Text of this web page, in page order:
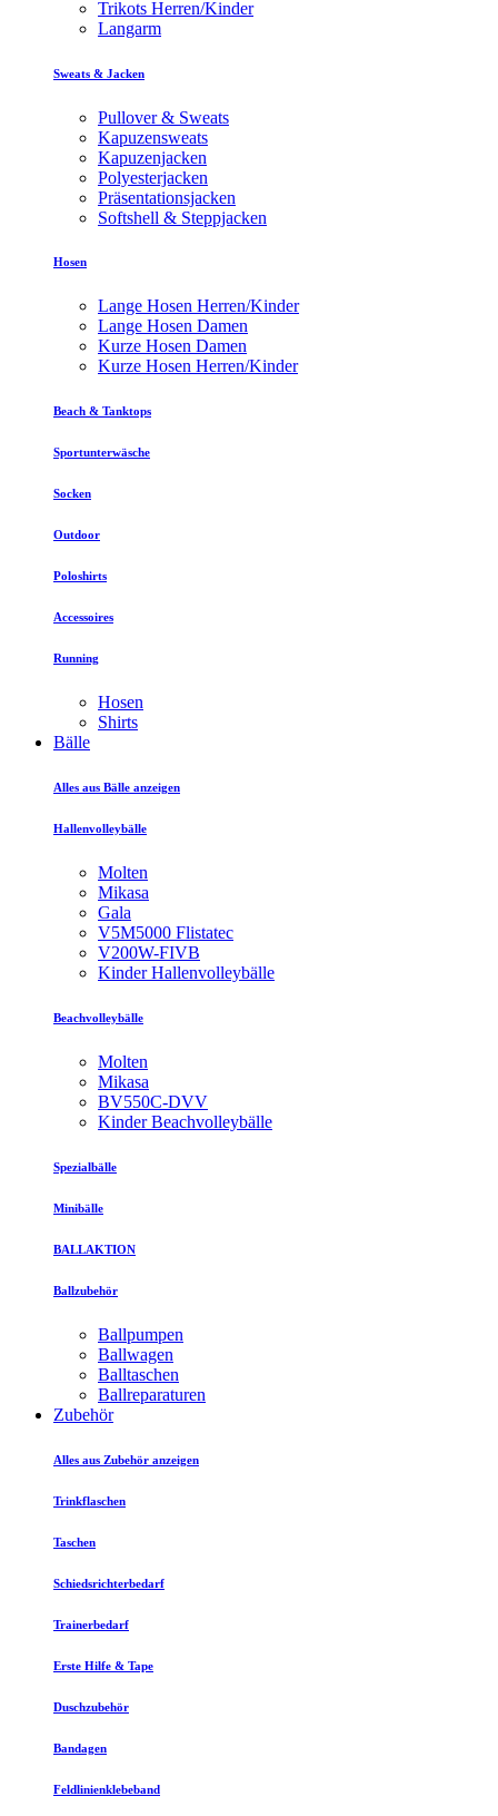
Trikots Herren/Kinder
Langarm
Sweats & Jacken
Pullover & Sweats
Kapuzensweats
Kapuzenjacken
Polyesterjacken
Präsentationsjacken
Softshell & Steppjacken
Hosen
Lange Hosen Herren/Kinder
Lange Hosen Damen
Kurze Hosen Damen
Kurze Hosen Herren/Kinder
Beach & Tanktops
Sportunterwäsche
Socken
Outdoor
Poloshirts
Accessoires
Running
Hosen
Shirts
Bälle
Alles aus Bälle anzeigen
Hallenvolleybälle
Molten
Mikasa
Gala
V5M5000 Flistatec
V200W-FIVB
Kinder Hallenvolleybälle
Beachvolleybälle
Molten
Mikasa
BV550C-DVV
Kinder Beachvolleybälle
Spezialbälle
Minibälle
BALLAKTION
Ballzubehör
Ballpumpen
Ballwagen
Balltaschen
Ballreparaturen
Zubehör
Alles aus Zubehör anzeigen
Trinkflaschen
Taschen
Schiedsrichterbedarf
Trainerbedarf
Erste Hilfe & Tape
Duschzubehör
Bandagen
Feldlinienklebeband